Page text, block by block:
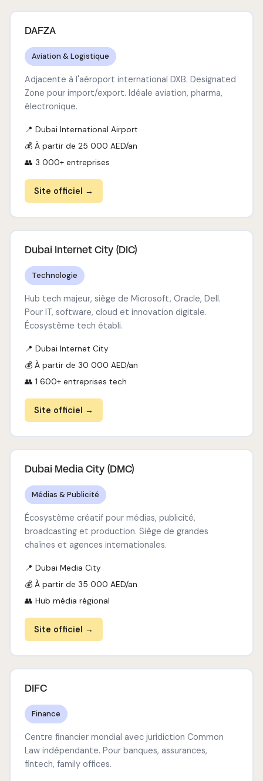
DAFZA
Aviation & Logistique
Adjacente à l'aéroport international DXB. Designated
Zone pour import/export. Idéale aviation, pharma,
électronique.
📍 Dubai International Airport
💰 À partir de 25 000 AED/an
👥 3 000+ entreprises
Site officiel →
Dubai Internet City (DIC)
Technologie
Hub tech majeur, siège de Microsoft, Oracle, Dell.
Pour IT, software, cloud et innovation digitale.
Écosystème tech établi.
📍 Dubai Internet City
💰 À partir de 30 000 AED/an
👥 1 600+ entreprises tech
Site officiel →
Dubai Media City (DMC)
Médias & Publicité
Écosystème créatif pour médias, publicité,
broadcasting et production. Siège de grandes
chaînes et agences internationales.
📍 Dubai Media City
💰 À partir de 35 000 AED/an
👥 Hub média régional
Site officiel →
DIFC
Finance
Centre financier mondial avec juridiction Common
Law indépendante. Pour banques, assurances,
fintech, family offices.